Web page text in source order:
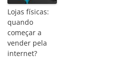
Lojas físicas:
quando
começar a
vender pela
internet?